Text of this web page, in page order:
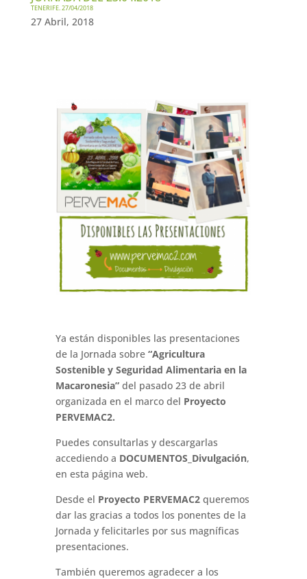
TENERIFE. 27/04/2018
27 Abril, 2018
Ya están disponibles las presentaciones
de la Jornada sobre “Agricultura
Sostenible y Seguridad Alimentaria en la
Macaronesia”del pasado 23 de abril
organizada en el marco del Proyecto
PERVEMAC2.
Puedes consultarlas y descargarlas
accediendo a DOCUMENTOS_Divulgación,
en esta página web.
Desde el Proyecto PERVEMAC2queremos
dar las gracias a todos los ponentes de la
Jornada y felicitarles por sus magníficas
presentaciones.
También queremos agradecer a los